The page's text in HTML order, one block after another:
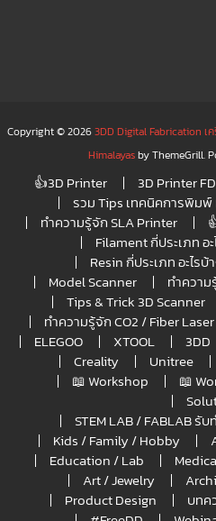
Copyright © 20263DD Digital Fabrication
Himalayasby ThemeGrill.
👍3D Printer 3D Printer
รวม Tips เทคนิคการพิมพ์
ทำความรู้จัก SLA Printer
Filament กี่ประเภท อ
Resin กี่ประเภท อะไรบ้
Model Scanner
ทำความ
Tips & Trick 3D Scanner
ทำความรู้จัก CO2 / Fiber Laser
ELEGOO
XTOOL 3DD
Creality
Unitree
📖 Workshop
📖
STEM LAB / FABLAB รั
Kids / Family / Hobby
Education / Lab
Art / Jewelry
Product Design
บทค